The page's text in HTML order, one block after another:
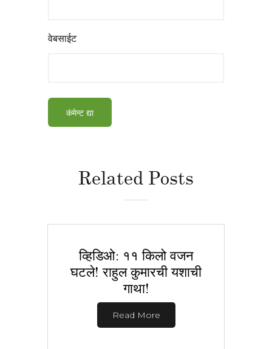
वेबसाईट
Related Posts
व्हिडिओ: ११ किलो वजन
घटले! राहुल कुमारची यशाची
गाथा!
Read More